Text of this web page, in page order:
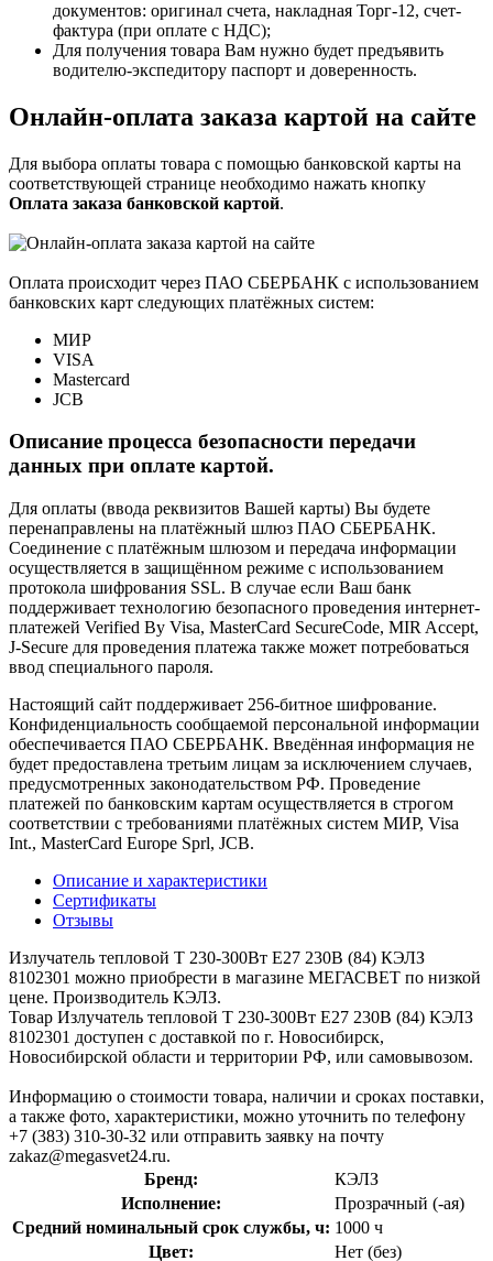
документов: оригинал счета, накладная Торг-12, счет-
фактура (при оплате с НДС);
Для получения товара Вам нужно будет предъявить
водителю-экспедитору паспорт и доверенность.
Онлайн-оплата заказа картой на сайте
Для выбора оплаты товара с помощью банковской карты на
соответствующей странице необходимо нажать кнопку
Оплата заказа банковской картой.
Оплата происходит через ПАО СБЕРБАНК с использованием
банковских карт следующих платёжных систем:
МИР
VISA
Mastercard
JCB
Описание процесса безопасности передачи
данных при оплате картой.
Для оплаты (ввода реквизитов Вашей карты) Вы будете
перенаправлены на платёжный шлюз ПАО СБЕРБАНК.
Соединение с платёжным шлюзом и передача информации
осуществляется в защищённом режиме с использованием
протокола шифрования SSL. В случае если Ваш банк
поддерживает технологию безопасного проведения интернет-
платежей Verified By Visa, MasterCard SecureCode, MIR Accept,
J-Secure для проведения платежа также может потребоваться
ввод специального пароля.
Настоящий сайт поддерживает 256-битное шифрование.
Конфиденциальность сообщаемой персональной информации
обеспечивается ПАО СБЕРБАНК. Введённая информация не
будет предоставлена третьим лицам за исключением случаев,
предусмотренных законодательством РФ. Проведение
платежей по банковским картам осуществляется в строгом
соответствии с требованиями платёжных систем МИР, Visa
Int., MasterCard Europe Sprl, JCB.
Описание и характеристики
Сертификаты
Отзывы
Излучатель тепловой Т 230-300Вт E27 230В (84) КЭЛЗ
8102301 можно приобрести в магазине МЕГАСВЕТ по низкой
цене. Производитель КЭЛЗ.
Товар Излучатель тепловой Т 230-300Вт E27 230В (84) КЭЛЗ
8102301 доступен с доставкой по г. Новосибирск,
Новосибирской области и территории РФ, или самовывозом.
Информацию о стоимости товара, наличии и сроках поставки,
а также фото, характеристики, можно уточнить по телефону
+7 (383) 310-30-32 или отправить заявку на почту
zakaz@megasvet24.ru.
Бренд:
КЭЛЗ
Исполнение:
Прозрачный (-ая)
Средний номинальный срок службы, ч: 1000 ч
Цвет:
Нет (без)